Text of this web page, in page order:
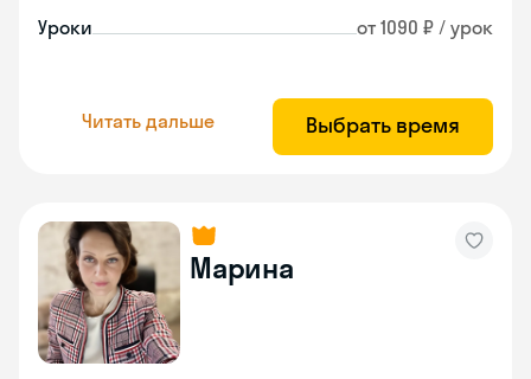
Уроки от 1090 ₽ / урок
Читать дальше Выбрать время
Марина